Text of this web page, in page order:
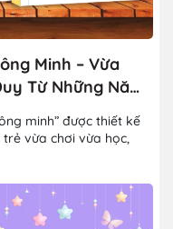
Minh – Vừa
Từ Những Năm
minh” được thiết kế
vừa chơi vừa học,